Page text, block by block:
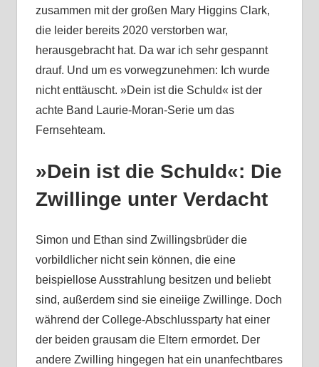
zusammen mit der großen Mary Higgins Clark,
die leider bereits 2020 verstorben war,
herausgebracht hat. Da war ich sehr gespannt
drauf. Und um es vorwegzunehmen: Ich wurde
nicht enttäuscht. »Dein ist die Schuld« ist der
achte Band Laurie-Moran-Serie um das
Fernsehteam.
»Dein ist die Schuld«: Die
Zwillinge unter Verdacht
Simon und Ethan sind Zwillingsbrüder die
vorbildlicher nicht sein können, die eine
beispiellose Ausstrahlung besitzen und beliebt
sind, außerdem sind sie eineiige Zwillinge. Doch
während der College-Abschlussparty hat einer
der beiden grausam die Eltern ermordet. Der
andere Zwilling hingegen hat ein unanfechtbares